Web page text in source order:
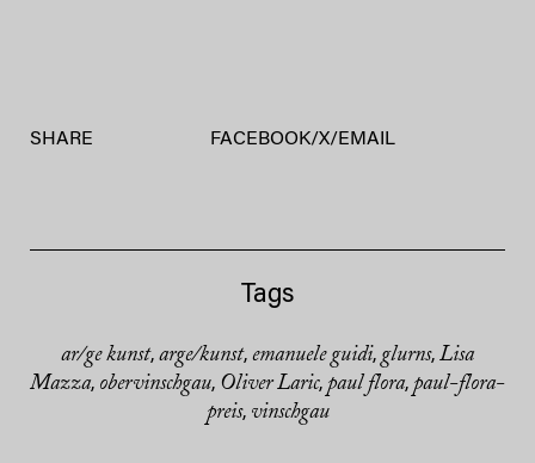
SHARE FACEBOOK/X/ EMAIL
Tags
ar/ge kunst, arge/kunst, emanuele guidi, glurns, Lisa
Mazza, obervinschgau, Oliver Laric, paul flora, paul-flora-
preis, vinschgau